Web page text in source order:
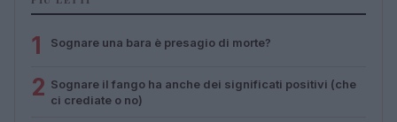
1 Sognare una bara è presagio di morte?
2 Sognare il fango ha anche dei significati positivi (che
ci crediate o no)